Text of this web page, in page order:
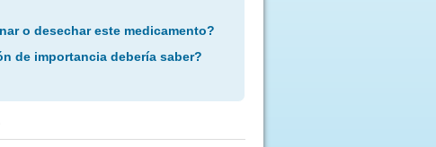
o desechar este medicamento?
de importancia debería saber?